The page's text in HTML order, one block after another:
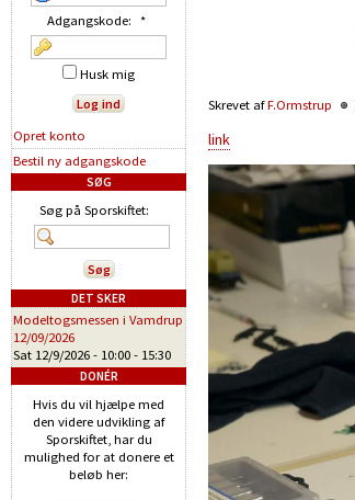
Skrevet afF.Ormstrup
link
Adgangskode: *
Husk mig
Opret konto
Bestil ny adgangskode
SØG
Søg på Sporskiftet:
DET SKER
Modeltogsmessen i Vamdrup
12/09/2026
Sat 12/9/2026 - 10:00 - 15:30
DONÉR
Hvis du vil hjælpe med
den videre udvikling af
Sporskiftet, har du
mulighed for at donere et
beløb her: